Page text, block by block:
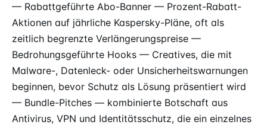
— Rabattgeführte Abo-Banner — Prozent-Rabatt-
Aktionen auf jährliche Kaspersky-Pläne, oft als
zeitlich begrenzte Verlängerungspreise —
Bedrohungsgeführte Hooks — Creatives, die mit
Malware-, Datenleck- oder Unsicherheitswarnungen
beginnen, bevor Schutz als Lösung präsentiert wird
— Bundle-Pitches — kombinierte Botschaft aus
Antivirus, VPN und Identitätsschutz, die ein einzelnes